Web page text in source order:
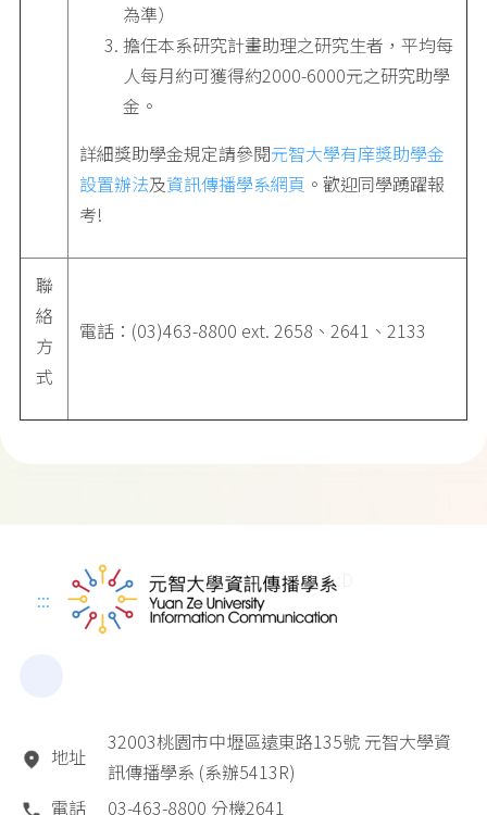
為準）
擔任本系研究計畫助理之研究生者，平均每
人每月約可獲得約2000-6000元之研究助學
金。
詳細獎助學金規定請參閱元智大學有庠獎助學金
設置辦法及資訊傳播學系網頁 。歡迎同學踴躍報
考!
聯
絡
方
式
電話：(03)463-8800 ext. 2658、2641、2133
:::
地址
32003桃園市中壢區遠東路135號 元智大學資
訊傳播學系 (系辦5413R)
電話
03-463-8800 分機2641